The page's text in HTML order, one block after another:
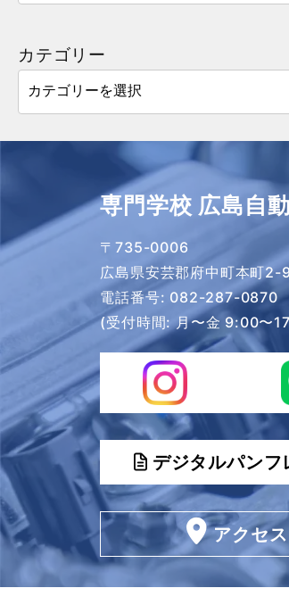
カテゴリー
専門学校 広島自
〒735-0006
広島県安芸郡府中町本町2-
電話番号: 082-287-0870
(受付時間: 月〜金 9:00〜
デジタルパンフ
アクセス